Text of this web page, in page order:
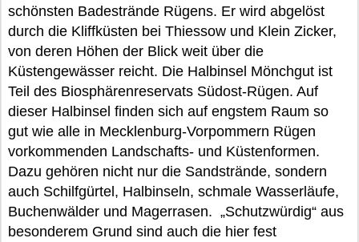
schönsten Badestrände Rügens. Er wird abgelöst
durch die Kliffküsten bei Thiessow und Klein Zicker,
von deren Höhen der Blick weit über die
Küstengewässer reicht. Die Halbinsel Mönchgut ist
Teil des Biosphärenreservats Südost-Rügen. Auf
dieser Halbinsel finden sich auf engstem Raum so
gut wie alle in Mecklenburg-Vorpommern Rügen
vorkommenden Landschafts- und Küstenformen.
Dazu gehören nicht nur die Sandstrände, sondern
auch Schilfgürtel, Halbinseln, schmale Wasserläufe,
Buchenwälder und Magerrasen. „Schutzwürdig“ aus
besonderem Grund sind auch die hier fest